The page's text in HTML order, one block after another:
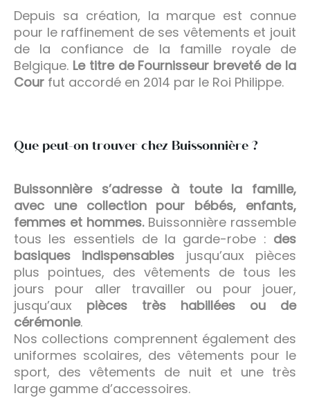
Depuis sa création, la marque est connue
pour le raffinement de ses vêtements et jouit
de la confiance de la famille royale de
Belgique. Le titre de Fournisseur breveté de la
Cour fut accordé en 2014 par le Roi Philippe.
Que peut-on trouver chez Buissonnière ?
Buissonnière s’adresse à toute la famille,
avec une collection pour bébés, enfants,
femmes et hommes.Buissonnière rassemble
tous les essentiels de la garde-robe : des
basiques indispensables jusqu’aux pièces
plus pointues, des vêtements de tous les
jours pour aller travailler ou pour jouer,
jusqu’aux pièces très habillées ou de
cérémonie.
Nos collections comprennent également des
uniformes scolaires, des vêtements pour le
sport, des vêtements de nuit et une très
large gamme d’accessoires.